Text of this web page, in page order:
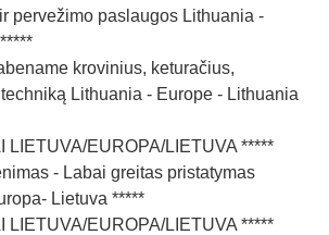
pervežimo paslaugos Lithuania -
krovinius, keturačius,
Lithuania - Europe - Lithuania
LIETUVA/EUROPA/LIETUVA *****
- Labai greitas pristatymas
Lietuva *****
LIETUVA/EUROPA/LIETUVA *****